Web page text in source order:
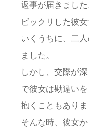
返事が届きました
ビックリした彼
いくうちに、二
ました。
しかし、交際が
で彼女は勘違い
抱くこともありま
そんな時、彼女